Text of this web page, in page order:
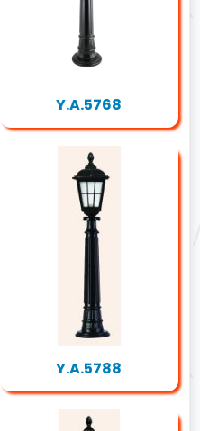
Y.A.5768
Y.A.5788